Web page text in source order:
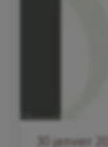
janvier